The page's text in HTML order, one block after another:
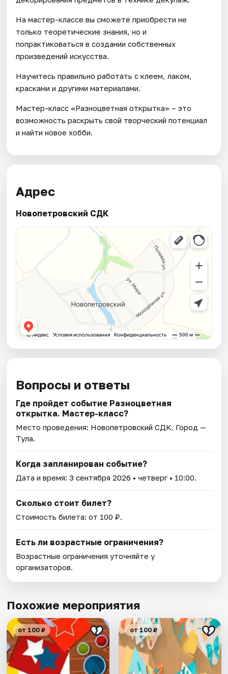
На мастер-классе вы сможете приобрести не
только теоретические знания, но и
попрактиковаться в создании собственных
произведений искусства.
Научитесь правильно работать с клеем, лаком,
красками и другими материалами.
Мастер-класс «Разноцветная открытка» – это
возможность раскрыть свой творческий потенциал
и найти новое хобби.
Адрес
Новопетровский СДК
Вопросы и ответы
Где пройдет событие Разноцветная
открытка. Мастер-класс?
Место проведения: Новопетровский СДК. Город —
Тула.
Когда запланирован событие?
Дата и время:3 сентября 2026 • четверг • 10:00.
Сколько стоит билет?
Стоимость билета: от 100 ₽.
Есть ли возрастные ограничения?
Возрастные ограничения уточняйте у
организаторов.
Похожие мероприятия
от 100 ₽ от 100 ₽